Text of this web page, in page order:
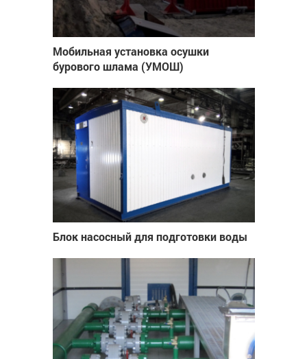
Мобильная установка осушки
бурового шлама (УМОШ)
Блок насосный для подготовки воды